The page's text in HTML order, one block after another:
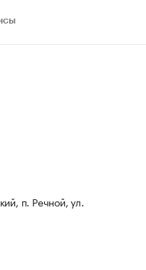
п. Речной, ул.